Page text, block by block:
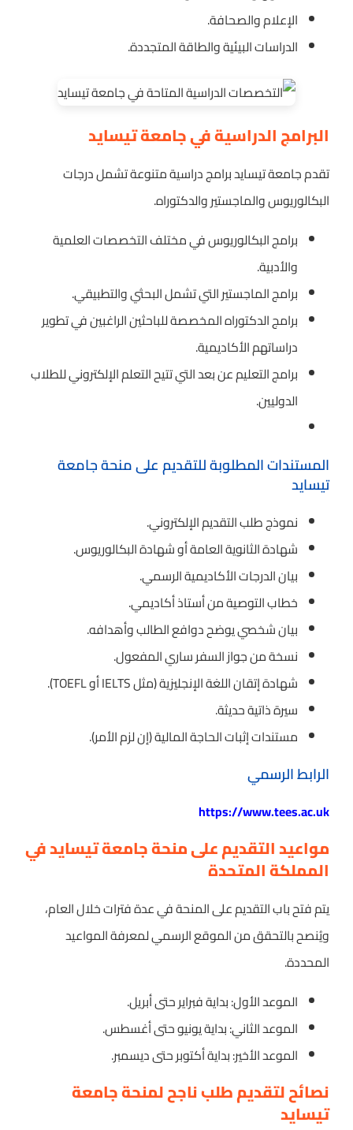
الإعلام والصحافة.
الدراسات البيئية والطاقة المتجددة.
البرامج الدراسية في جامعة تيسايد
تقدم جامعة تيسايد برامج دراسية متنوعة تشمل درجات
البكالوريوس والماجستير والدكتوراه.
برامج البكالوريوس في مختلف التخصصات العلمية
والأدبية.
برامج الماجستير التي تشمل البحثي والتطبيقي.
برامج الدكتوراه المخصصة للباحثين الراغبين في تطوير
دراساتهم الأكاديمية.
برامج التعليم عن بعد التي تتيح التعلم الإلكتروني للطلاب
الدوليين.
المستندات المطلوبة للتقديم على منحة جامعة
تيسايد
نموذج طلب التقديم الإلكتروني.
شهادة الثانوية العامة أو شهادة البكالوريوس.
بيان الدرجات الأكاديمية الرسمي.
خطاب التوصية من أستاذ أكاديمي.
بيان شخصي يوضح دوافع الطالب وأهدافه.
نسخة من جواز السفر ساري المفعول.
شهادة إتقان اللغة الإنجليزية (مثل IELTS أو TOEFL).
سيرة ذاتية حديثة.
مستندات إثبات الحاجة المالية (إن لزم الأمر).
الرابط الرسمي
https://www.tees.ac.uk
مواعيد التقديم على منحة جامعة تيسايد في
المملكة المتحدة
يتم فتح باب التقديم على المنحة في عدة فترات خلال العام،
ويُنصح بالتحقق من الموقع الرسمي لمعرفة المواعيد
المحددة.
الموعد الأول: بداية فبراير حتى أبريل.
الموعد الثاني: بداية يونيو حتى أغسطس.
الموعد الأخير: بداية أكتوبر حتى ديسمبر.
نصائح لتقديم طلب ناجح لمنحة جامعة
تيسايد